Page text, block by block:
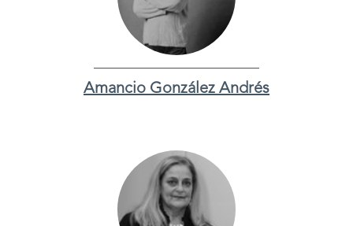
Amancio González Andrés